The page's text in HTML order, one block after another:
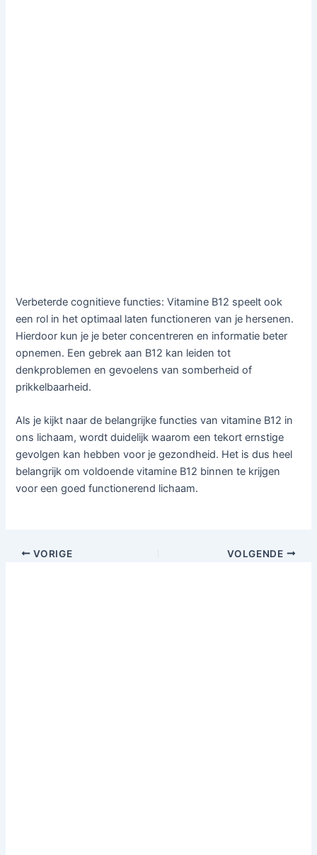
Verbeterde cognitieve functies: Vitamine B12 speelt ook
een rol in het optimaal laten functioneren van je hersenen.
Hierdoor kun je je beter concentreren en informatie beter
opnemen. Een gebrek aan B12 kan leiden tot
denkproblemen en gevoelens van somberheid of
prikkelbaarheid.
Als je kijkt naar de belangrijke functies van vitamine B12 in
ons lichaam, wordt duidelijk waarom een tekort ernstige
gevolgen kan hebben voor je gezondheid. Het is dus heel
belangrijk om voldoende vitamine B12 binnen te krijgen
voor een goed functionerend lichaam.
VORIGE VOLGENDE